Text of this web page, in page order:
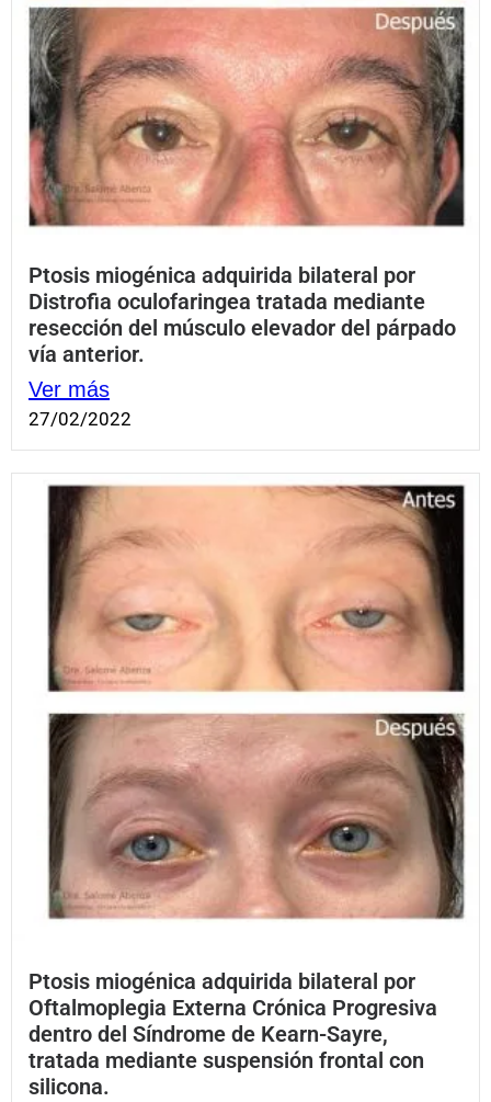
Ptosis miogénica adquirida bilateral por
Distrofia oculofaringea tratada mediante
resección del músculo elevador del párpado
vía anterior.
Ver más
27/02/2022
Ptosis miogénica adquirida bilateral por
Oftalmoplegia Externa Crónica Progresiva
dentro del Síndrome de Kearn-Sayre,
tratada mediante suspensión frontal con
silicona.